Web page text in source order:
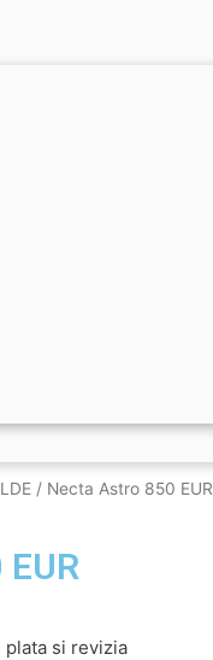
/ Necta Astro 850 EUR
si revizia